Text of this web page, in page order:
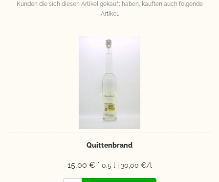
Kunden die sich diesen Artikel gekauft haben, kauften auch folgende
Artikel.
Quittenbrand
15,00 € * 0.5 l | 30,00 €/l